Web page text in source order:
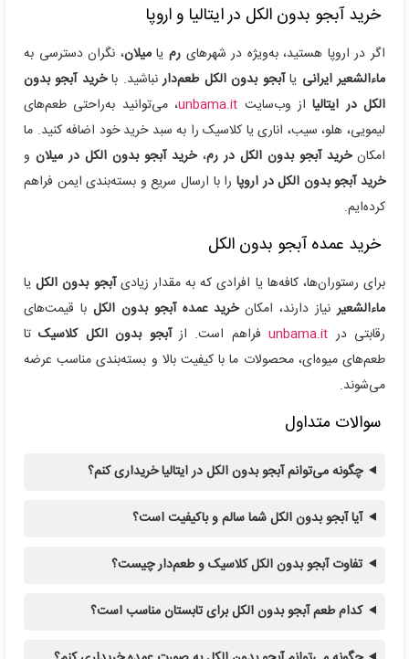
خرید آبجو بدون الکل در ایتالیا و اروپا
اگر در اروپا هستید، به‌ویژه در شهرهایرم یامیلان، نگران دسترسی به
ماءالشعیر ایرانی یاآبجو بدون الکل طعم‌دارنباشید. باخرید آبجو بدون
الکل در ایتالیااز وب‌سایت unbama.it، می‌توانید به‌راحتی طعم‌های
لیمویی، هلو، سیب، اناری یا کلاسیک را به سبد خرید خود اضافه کنید. ما
امکانخرید آبجو بدون الکل در رم،خرید آبجو بدون الکل در میلانو
خرید آبجو بدون الکل در اروپا را با ارسال سریع و بسته‌بندی ایمن فراهم
کرده‌ایم.
خرید عمده آبجو بدون الکل
برای رستوران‌ها، کافه‌ها یا افرادی که به مقدار زیادیآبجو بدون الکلیا
ماءالشعیرنیاز دارند، امکانخرید عمده آبجو بدون الکل با قیمت‌های
رقابتی در unbama.itفراهم است. ازآبجو بدون الکل کلاسیکتا
طعم‌های میوه‌ای، محصولات ما با کیفیت بالا و بسته‌بندی مناسب عرضه
می‌شوند.
سوالات متداول
چگونه می‌توانم آبجو بدون الکل در ایتالیا خریداری کنم؟
آیا آبجو بدون الکل شما سالم و باکیفیت است؟
تفاوت آبجو بدون الکل کلاسیک و طعم‌دار چیست؟
کدام طعم آبجو بدون الکل برای تابستان مناسب است؟